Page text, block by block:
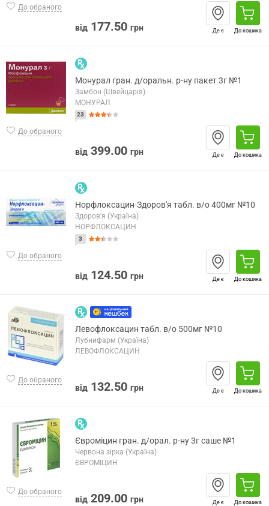
До обраного
від 177.50 грн Де є До кошика
До обраного
Монурал гран. д/оральн. р-ну пакет 3г №1
Замбон (Швейцарія)
МОНУРАЛ
23
від 399.00 грн Де є До кошика
До обраного
Норфлоксацин-Здоров'я табл. в/о 400мг №10
Здоров'я (Україна)
НОРФЛОКСАЦИН
3
від 124.50 грн Де є До кошика
До обраного
Левофлоксацин табл. в/о 500мг №10
Лубнифарм (Україна)
ЛЕВОФЛОКСАЦИН
від 132.50 грн Де є До кошика
До обраного
Євроміцин гран. д/орал. р-ну 3г саше №1
Червона зірка (Україна)
ЄВРОМІЦИН
від 209.00 грн Де є До кошика